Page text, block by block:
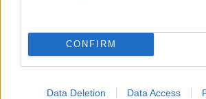
CONFIRM
Data Deletion Data Access